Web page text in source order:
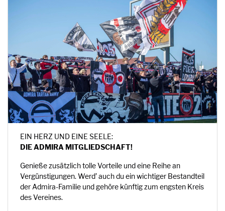
EIN HERZ UND EINE SEELE:
DIE ADMIRA MITGLIEDSCHAFT!
Genieße zusätzlich tolle Vorteile und eine Reihe an
Vergünstigungen. Werd’ auch du ein wichtiger Bestandteil
der Admira-Familie und gehöre künftig zum engsten Kreis
des Vereines.